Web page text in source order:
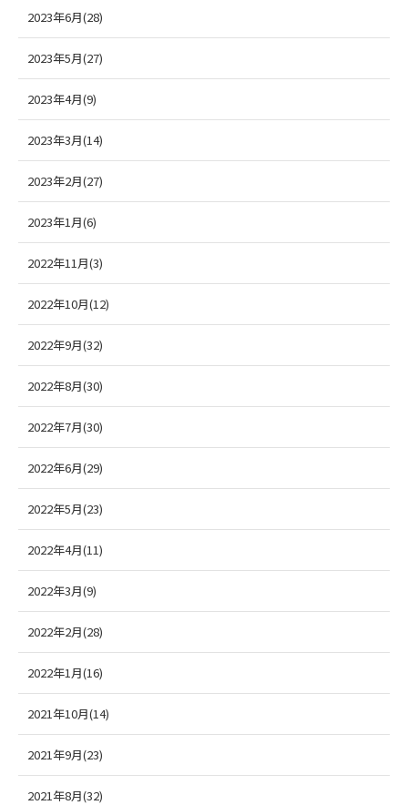
2023年6月(28)
2023年5月(27)
2023年4月(9)
2023年3月(14)
2023年2月(27)
2023年1月(6)
2022年11月(3)
2022年10月(12)
2022年9月(32)
2022年8月(30)
2022年7月(30)
2022年6月(29)
2022年5月(23)
2022年4月(11)
2022年3月(9)
2022年2月(28)
2022年1月(16)
2021年10月(14)
2021年9月(23)
2021年8月(32)